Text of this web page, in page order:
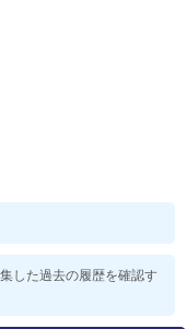
した過去の履歴を確認す